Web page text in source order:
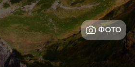
ФОТО